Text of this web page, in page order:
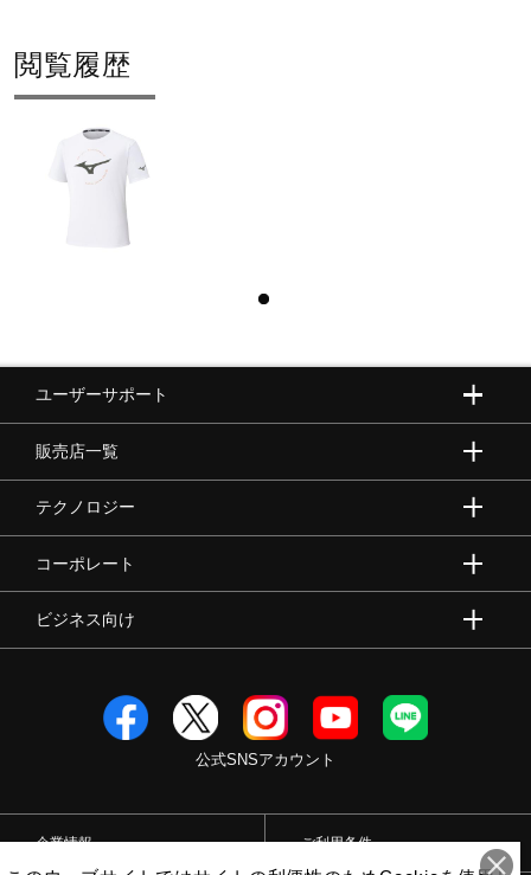
閲覧履歴
ユーザーサポート
販売店一覧
テクノロジー
コーポレート
ビジネス向け
公式SNSアカウント
企業情報 ご利用条件